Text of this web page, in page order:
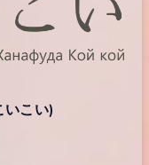
こい)